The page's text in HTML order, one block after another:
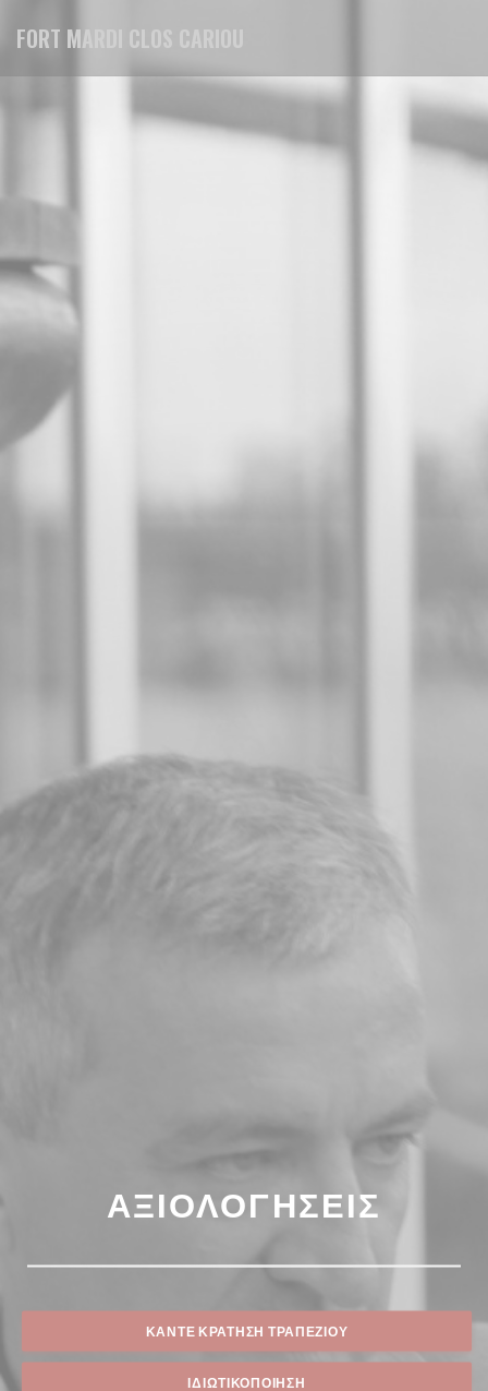
FORT MARDI CLOS CARIOU
ΑΞΙΟΛΟΓΉΣΕΙΣ
ΚΆΝΤΕ ΚΡΆΤΗΣΗ ΤΡΑΠΕΖΙΟΎ
ΙΔΙΩΤΙΚΟΠΟΊΗΣΗ